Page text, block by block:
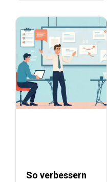
bereitzustellen und…
So verbessern